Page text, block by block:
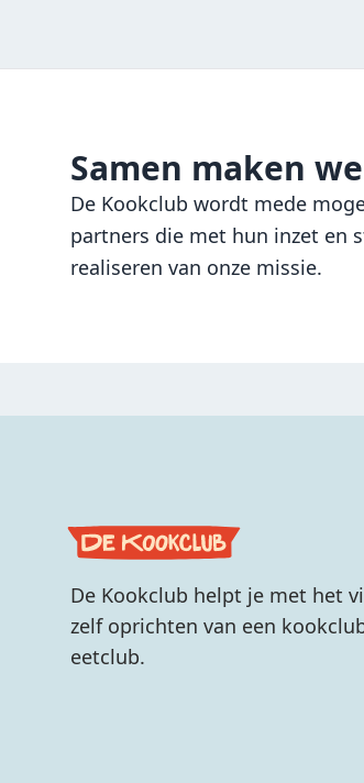
Samen maken
De Kookclub wordt mede
partners die met hun inzet en
realiseren van onze missie.
De Kookclub helpt je met het
zelf oprichten van een
eetclub.